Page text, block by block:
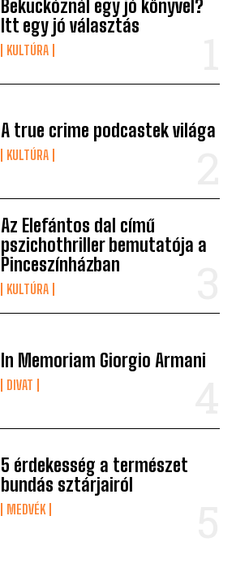
Bekuckóznál egy jó könyvel?
Itt egy jó választás
KULTÚRA
A true crime podcastek világa
KULTÚRA
Az Elefántos dal című
pszichothriller bemutatója a
Pinceszínházban
KULTÚRA
In Memoriam Giorgio Armani
DIVAT
5 érdekesség a természet
bundás sztárjairól
MEDVÉK